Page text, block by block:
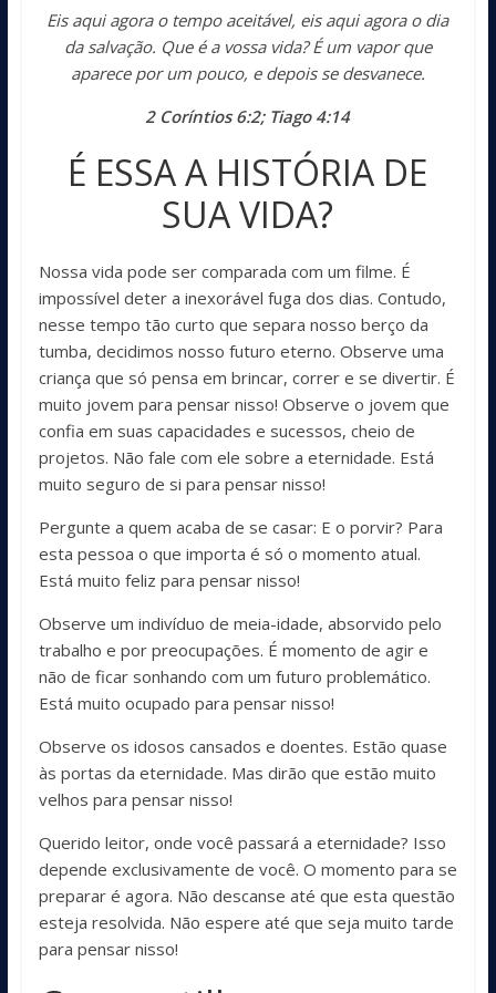
Eis aqui agora o tempo aceitável, eis aqui agora o dia
da salvação. Que é a vossa vida? É um vapor que
aparece por um pouco, e depois se desvanece.
2 Coríntios 6:2; Tiago 4:14
É ESSA A HISTÓRIA DE
SUA VIDA?
Nossa vida pode ser comparada com um filme. É
impossível deter a inexorável fuga dos dias. Contudo,
nesse tempo tão curto que separa nosso berço da
tumba, decidimos nosso futuro eterno. Observe uma
criança que só pensa em brincar, correr e se divertir. É
muito jovem para pensar nisso! Observe o jovem que
confia em suas capacidades e sucessos, cheio de
projetos. Não fale com ele sobre a eternidade. Está
muito seguro de si para pensar nisso!
Pergunte a quem acaba de se casar: E o porvir? Para
esta pessoa o que importa é só o momento atual.
Está muito feliz para pensar nisso!
Observe um indivíduo de meia-idade, absorvido pelo
trabalho e por preocupações. É momento de agir e
não de ficar sonhando com um futuro problemático.
Está muito ocupado para pensar nisso!
Observe os idosos cansados e doentes. Estão quase
às portas da eternidade. Mas dirão que estão muito
velhos para pensar nisso!
Querido leitor, onde você passará a eternidade? Isso
depende exclusivamente de você. O momento para se
preparar é agora. Não descanse até que esta questão
esteja resolvida. Não espere até que seja muito tarde
para pensar nisso!